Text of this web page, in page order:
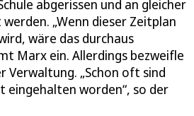
abgerissen und an gleicher
„Wenn dieser Zeitplan
wäre das durchaus
Marx ein. Allerdings bezweifle
Verwaltung. „Schon oft sind
eingehalten worden“, so der